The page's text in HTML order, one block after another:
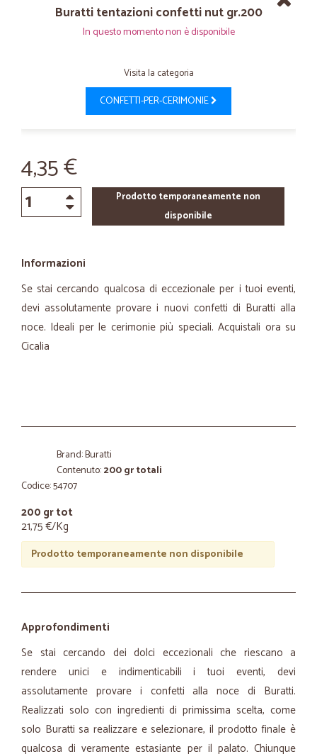
Buratti tentazioni confetti nut gr.200
In questo momento non è disponibile
Visita la categoria
CONFETTI-PER-CERIMONIE
4,35 €
Prodotto temporaneamente non
disponibile
Informazioni
Se stai cercando qualcosa di eccezionale per i tuoi eventi,
devi assolutamente provare i nuovi confetti di Buratti alla
noce. Ideali per le cerimonie più speciali. Acquistali ora su
Cicalia
Brand: Buratti
Contenuto:200 gr totali
Codice: 54707
200 gr tot
21,75 €/Kg
Prodotto temporaneamente non disponibile
Approfondimenti
Se stai cercando dei dolci eccezionali che riescano a
rendere unici e indimenticabili i tuoi eventi, devi
assolutamente provare i confetti alla noce di Buratti.
Realizzati solo con ingredienti di primissima scelta, come
solo Buratti sa realizzare e selezionare, il prodotto finale è
qualcosa di veramente estasiante per il palato. Chiunque